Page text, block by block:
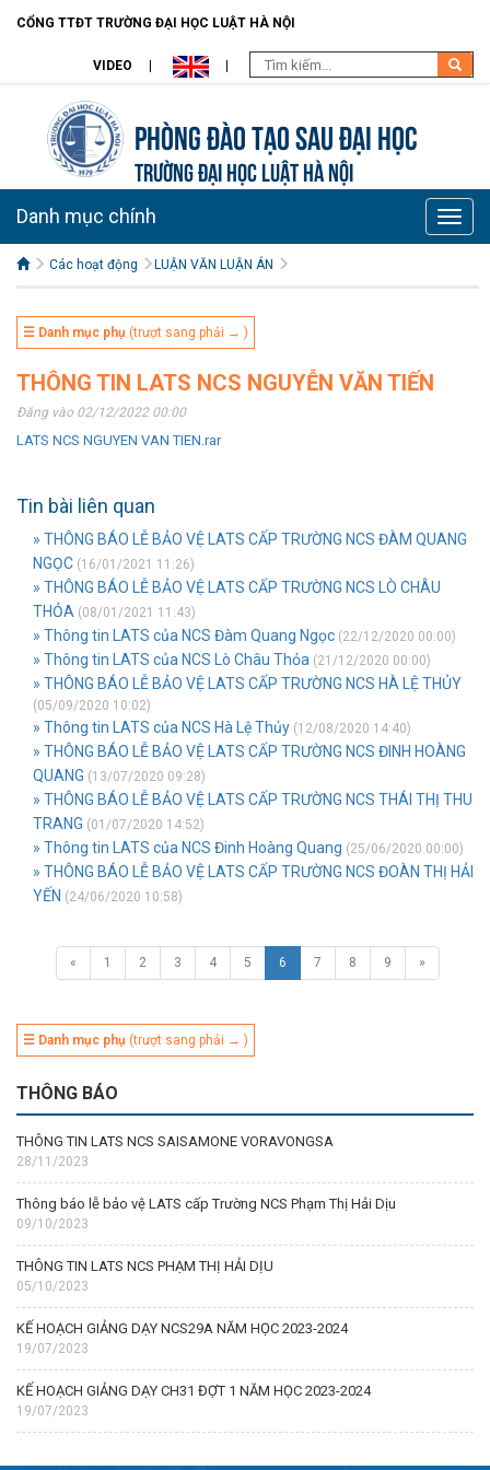
CỔNG TTĐT TRƯỜNG ĐẠI HỌC LUẬT HÀ NỘI
VIDEO
Phòng Đào tạo Sau đại học
TRƯỜNG ĐẠI HỌC LUẬT HÀ NỘI
Toggle
Danh mục chính
Các hoạt động LUẬN VĂN LUẬN ÁN
☰ Danh mục phụ (trượt sang phải → )
THÔNG TIN LATS NCS NGUYỄN VĂN TIẾN
Đăng vào 02/12/2022 00:00
LATS NCS NGUYEN VAN TIEN.rar
Tin bài liên quan
» THÔNG BÁO LỄ BẢO VỆ LATS CẤP TRƯỜNG NCS ĐÀM QUANG
NGỌC (16/01/2021 11:26)
» THÔNG BÁO LỄ BẢO VỆ LATS CẤP TRƯỜNG NCS LÒ CHÂU
THỎA (08/01/2021 11:43)
» Thông tin LATS của NCS Đàm Quang Ngọc (22/12/2020 00:00)
» Thông tin LATS của NCS Lò Châu Thỏa (21/12/2020 00:00)
» THÔNG BÁO LỄ BẢO VỆ LATS CẤP TRƯỜNG NCS HÀ LỆ THỦY
(05/09/2020 10:02)
» Thông tin LATS của NCS Hà Lệ Thủy (12/08/2020 14:40)
» THÔNG BÁO LỄ BẢO VỆ LATS CẤP TRƯỜNG NCS ĐINH HOÀNG
QUANG (13/07/2020 09:28)
» THÔNG BÁO LỄ BẢO VỆ LATS CẤP TRƯỜNG NCS THÁI THỊ THU
TRANG (01/07/2020 14:52)
» Thông tin LATS của NCS Đinh Hoàng Quang (25/06/2020 00:00)
» THÔNG BÁO LỄ BẢO VỆ LATS CẤP TRƯỜNG NCS ĐOÀN THỊ HẢI
YẾN (24/06/2020 10:58)
« 1 2 3 4 5 6 7 8 9 »
☰ Danh mục phụ (trượt sang phải → )
THÔNG BÁO
THÔNG TIN LATS NCS SAISAMONE VORAVONGSA
28/11/2023
Thông báo lễ bảo vệ LATS cấp Trường NCS Phạm Thị Hải Dịu
09/10/2023
THÔNG TIN LATS NCS PHẠM THỊ HẢI DỊU
05/10/2023
KẾ HOẠCH GIẢNG DẠY NCS29A NĂM HỌC 2023-2024
19/07/2023
KẾ HOẠCH GIẢNG DẠY CH31 ĐỢT 1 NĂM HỌC 2023-2024
19/07/2023